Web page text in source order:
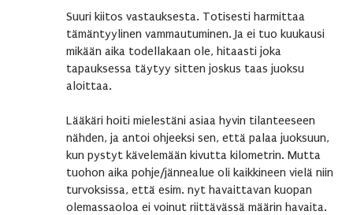
Suuri kiitos vastauksesta. Totisesti harmittaa
tämäntyylinen vammautuminen. Ja ei tuo kuukausi
mikään aika todellakaan ole, hitaasti joka
tapauksessa täytyy sitten joskus taas juoksu
aloittaa.
Lääkäri hoiti mielestäni asiaa hyvin tilanteeseen
nähden, ja antoi ohjeeksi sen, että palaa juoksuun,
kun pystyt kävelemään kivutta kilometrin. Mutta
tuohon aika pohje/jännealue oli kaikkineen vielä niin
turvoksissa, että esim. nyt havaittavan kuopan
olemassaoloa ei voinut riittävässä määrin havaita.